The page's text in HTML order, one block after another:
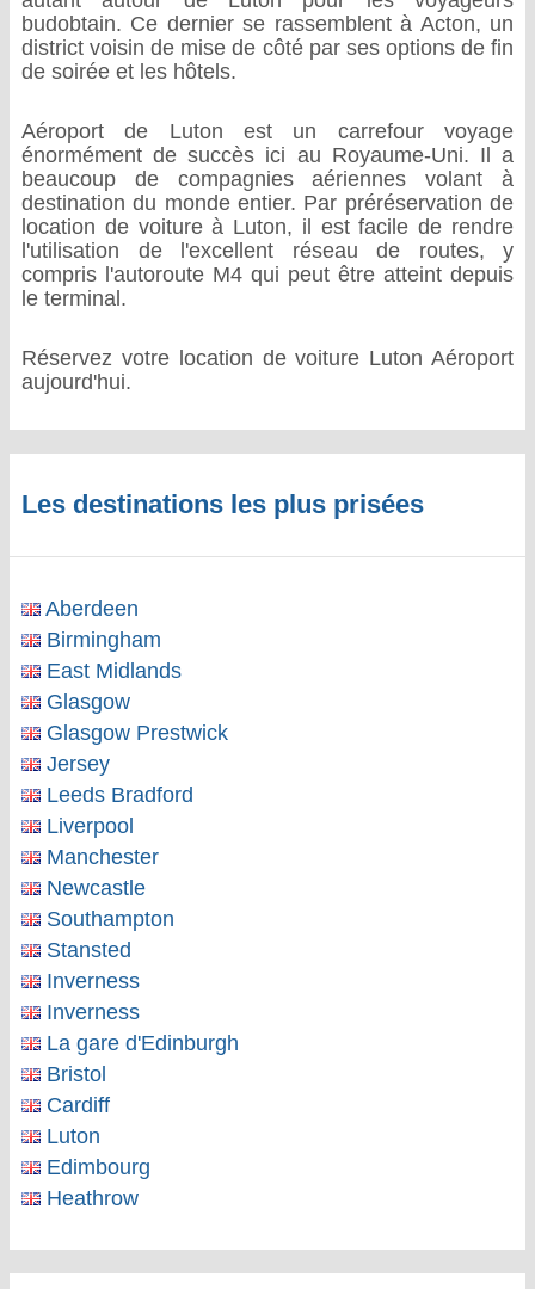
budobtain. Ce dernier se rassemblent à Acton, un
district voisin de mise de côté par ses options de fin
de soirée et les hôtels.
Aéroport de Luton est un carrefour voyage
énormément de succès ici au Royaume-Uni. Il a
beaucoup de compagnies aériennes volant à
destination du monde entier. Par préréservation de
location de voiture à Luton, il est facile de rendre
l'utilisation de l'excellent réseau de routes, y
compris l'autoroute M4 qui peut être atteint depuis
le terminal.
Réservez votre location de voiture Luton Aéroport
aujourd'hui.
Les destinations les plus prisées
Aberdeen
Birmingham
East Midlands
Glasgow
Glasgow Prestwick
Jersey
Leeds Bradford
Liverpool
Manchester
Newcastle
Southampton
Stansted
Inverness
Inverness
La gare d'Edinburgh
Bristol
Cardiff
Luton
Edimbourg
Heathrow